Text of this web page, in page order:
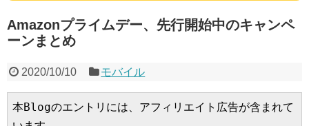
Amazonプライムデー、先行開始中のキャンペ
ーンまとめ
2020/10/10 モバイル
本Blogのエントリには、アフィリエイト広告が含まれて